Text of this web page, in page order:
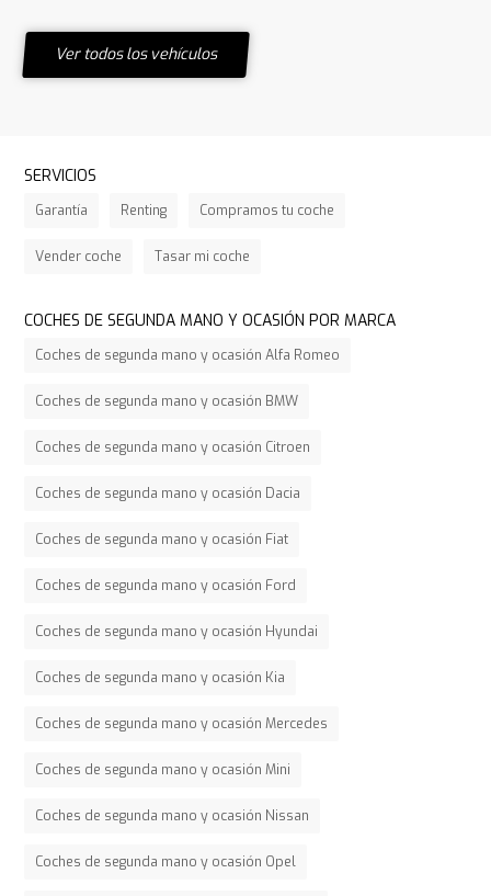
Ver todos los vehículos
SERVICIOS
Garantía Renting Compramos tu coche
Vender coche Tasar mi coche
COCHES DE SEGUNDA MANO Y OCASIÓN POR MARCA
Coches de segunda mano y ocasión Alfa Romeo
Coches de segunda mano y ocasión BMW
Coches de segunda mano y ocasión Citroen
Coches de segunda mano y ocasión Dacia
Coches de segunda mano y ocasión Fiat
Coches de segunda mano y ocasión Ford
Coches de segunda mano y ocasión Hyundai
Coches de segunda mano y ocasión Kia
Coches de segunda mano y ocasión Mercedes
Coches de segunda mano y ocasión Mini
Coches de segunda mano y ocasión Nissan
Coches de segunda mano y ocasión Opel